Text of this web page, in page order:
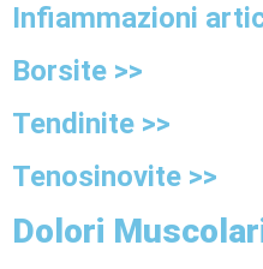
Infiammazioni
Borsite >>
Tendinite >>
Tenosinovite >>
Dolori